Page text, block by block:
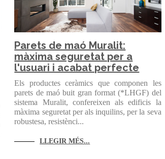
Parets de maó Muralit:
màxima seguretat per a
l'usuari i acabat perfecte
Els productes ceràmics que componen les
parets de maó buit gran format (*LHGF) del
sistema Muralit, confereixen als edificis la
màxima seguretat per als inquilins, per la seva
robustesa, resistènci...
LLEGIR MÉS...